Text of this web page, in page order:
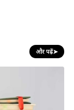
और पढ़ें➤